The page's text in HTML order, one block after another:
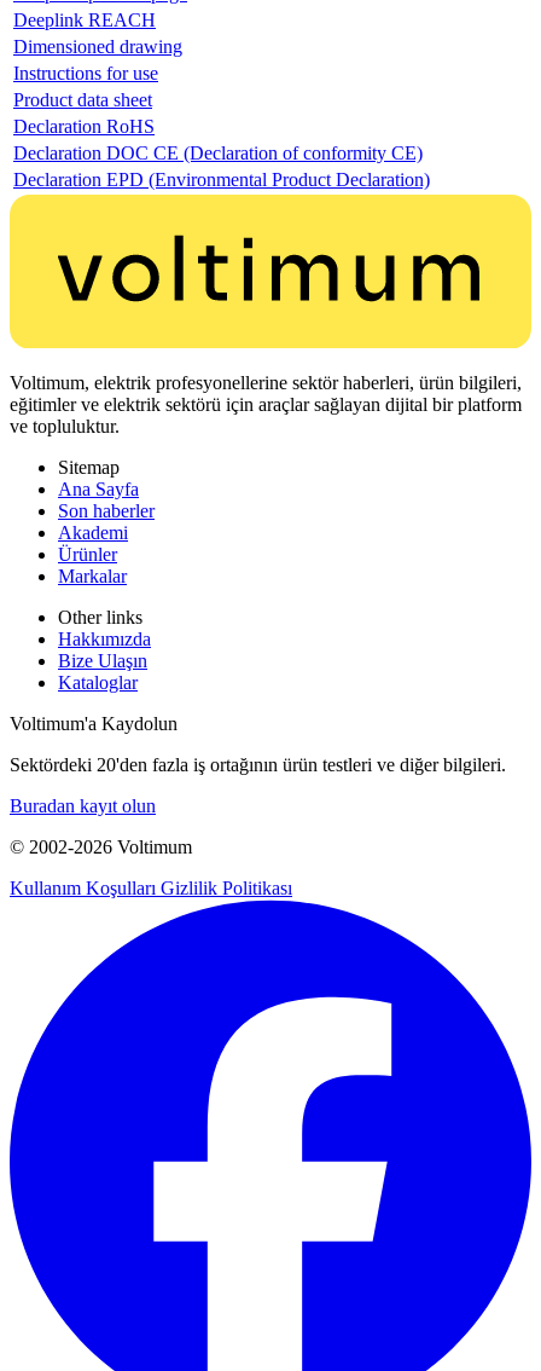
Deeplink REACH
Dimensioned drawing
Instructions for use
Product data sheet
Declaration RoHS
Declaration DOC CE (Declaration of conformity CE)
Declaration EPD (Environmental Product Declaration)
Voltimum, elektrik profesyonellerine sektör haberleri, ürün bilgileri,
eğitimler ve elektrik sektörü için araçlar sağlayan dijital bir platform
ve topluluktur.
Sitemap
Ana Sayfa
Son haberler
Akademi
Ürünler
Markalar
Other links
Hakkımızda
Bize Ulaşın
Kataloglar
Voltimum'a Kaydolun
Sektördeki 20'den fazla iş ortağının ürün testleri ve diğer bilgileri.
Buradan kayıt olun
© 2002-2026 Voltimum
Kullanım Koşulları Gizlilik Politikası